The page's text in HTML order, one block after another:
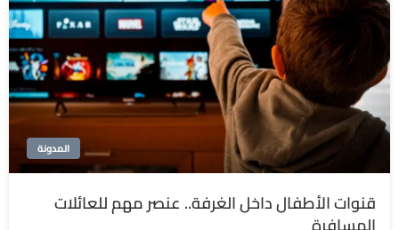
المدونة
قنوات الأطفال داخل الغرفة.. عنصر مهم للعائلات